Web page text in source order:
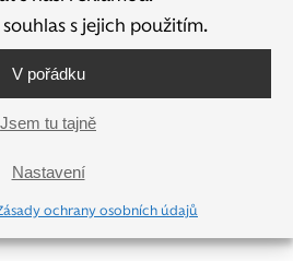
s jejich použitím.
V pořádku
Jsem tu tajně
Nastavení
ochrany osobních údajů
a obdobné situace
či zdraví apod.);
vlády České republiky
orgánu či instituce České
má jakoukoliv formu;